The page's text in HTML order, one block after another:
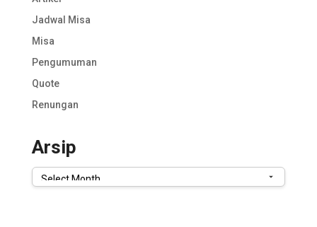
Jadwal Misa
Misa
Pengumuman
Quote
Renungan
Arsip
Arsip